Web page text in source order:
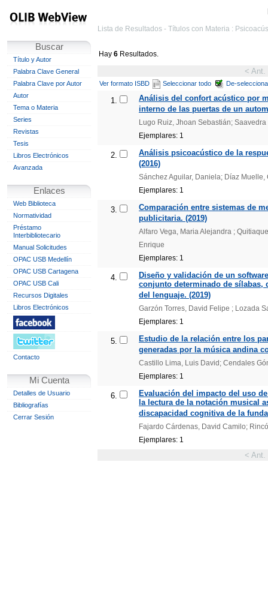
Buscar
Título y Autor
Palabra Clave General
Palabra Clave por Autor
Autor
Tema o Materia
Series
Revistas
Tesis
Libros Electrónicos
Avanzada
Enlaces
Web Biblioteca
Normatividad
Préstamo
Interbibliotecario
Manual Solicitudes
OPAC USB Medellín
OPAC USB Cartagena
OPAC USB Cali
Recursos Digitales
Libros Electrónicos
Contacto
Mi Cuenta
Detalles de Usuario
Bibliografías
Cerrar Sesión
Lista de Resultados - Títulos con Materia :
Hay 6 Resultados.
< Ant.
Ver formato ISBD Seleccionar todo De-
1.
Análisis del confort acústico por
interno de las puertas de un
Lugo Ruiz, Jhoan Sebastián;
Ejemplares: 1
2.
Análisis psicoacústico de la
(2016)
Sánchez Aguilar, Daniela; Díaz Muelle,
Ejemplares: 1
3.
Comparación entre sistemas de
publicitaria. (2019)
Alfaro Vega, Maria Alejandra ;
Enrique
Ejemplares: 1
4.
Diseño y validación de un
conjunto determinado de
del lenguaje. (2019)
Garzón Torres, David Felipe ; Lozada
Ejemplares: 1
5.
Estudio de la relación entre los
generadas por la música andina
Castillo Lima, Luis David; Cendales
Ejemplares: 1
6.
Evaluación del impacto del uso
la lectura de la notación musical
discapacidad cognitiva de la
Fajardo Cárdenas, David Camilo;
Ejemplares: 1
< Ant.